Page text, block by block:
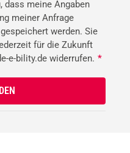
dass meine Angaben
meiner Anfrage
werden. Sie
für die Zukunft
e-bility.de widerrufen. *